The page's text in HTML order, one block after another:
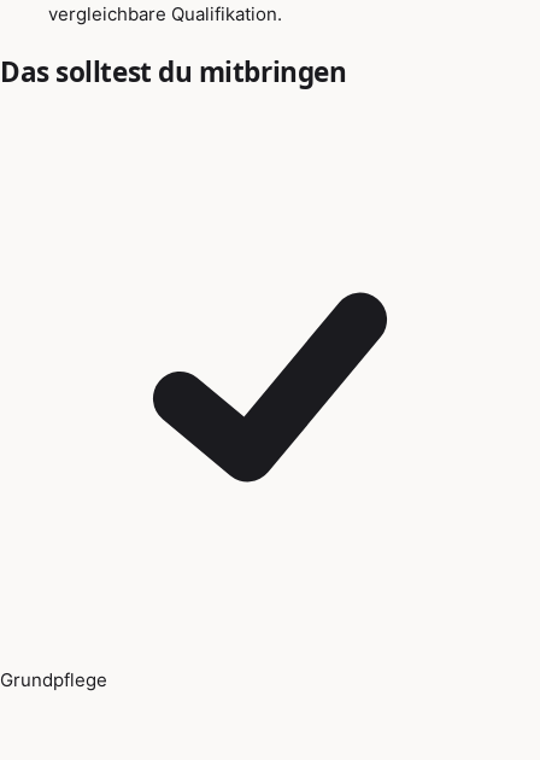
vergleichbare Qualifikation.
Das solltest du mitbringen
Grundpflege